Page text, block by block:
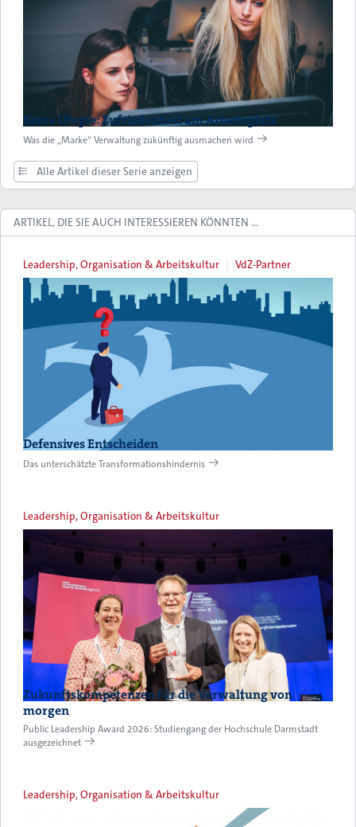
Keine Utopie: Zufriedenheit am Arbeitsplatz
Was die „Marke“ Verwaltung zukünftig ausmachen wird
Alle Artikel dieser Serie anzeigen
ARTIKEL, DIE SIE AUCH INTERESSIEREN KÖNNTEN …
Leadership, Organisation & Arbeitskultur VdZ-Partner
Defensives Entscheiden
Das unterschätzte Transformationshindernis
Leadership, Organisation & Arbeitskultur
Zukunftskompetenzen für die Verwaltung von
morgen
Public Leadership Award 2026: Studiengang der Hochschule Darmstadt
ausgezeichnet
Leadership, Organisation & Arbeitskultur